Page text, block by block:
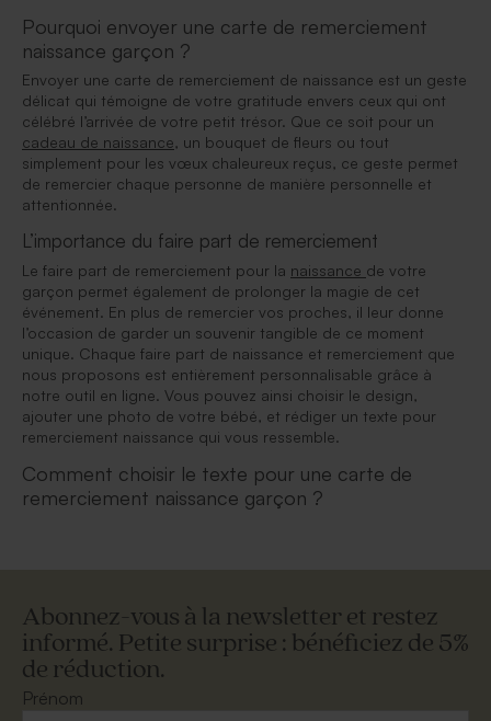
Pourquoi envoyer une carte de remerciement
naissance garçon ?
Envoyer une carte de remerciement de naissance est un geste
délicat qui témoigne de votre gratitude envers ceux qui ont
célébré l’arrivée de votre petit trésor. Que ce soit pour un
cadeau de naissance, un bouquet de fleurs ou tout
simplement pour les vœux chaleureux reçus, ce geste permet
de remercier chaque personne de manière personnelle et
attentionnée.
L’importance du faire part de remerciement
Le faire part de remerciement pour la naissance de votre
garçon permet également de prolonger la magie de cet
événement. En plus de remercier vos proches, il leur donne
l’occasion de garder un souvenir tangible de ce moment
unique. Chaque faire part de naissance et remerciement que
nous proposons est entièrement personnalisable grâce à
notre outil en ligne. Vous pouvez ainsi choisir le design,
ajouter une photo de votre bébé, et rédiger un texte pour
remerciement naissance qui vous ressemble.
Comment choisir le texte pour une carte de
remerciement naissance garçon ?
Abonnez-vous à la newsletter et restez
informé. Petite surprise : bénéficiez de 5%
de réduction.
Prénom